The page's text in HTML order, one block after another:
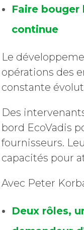
Faire bouger
continue
Le
opérations des
constante
Des
bord EcoVadis
fournisseurs.
capacités pour
Avec Peter
Deux rôles,